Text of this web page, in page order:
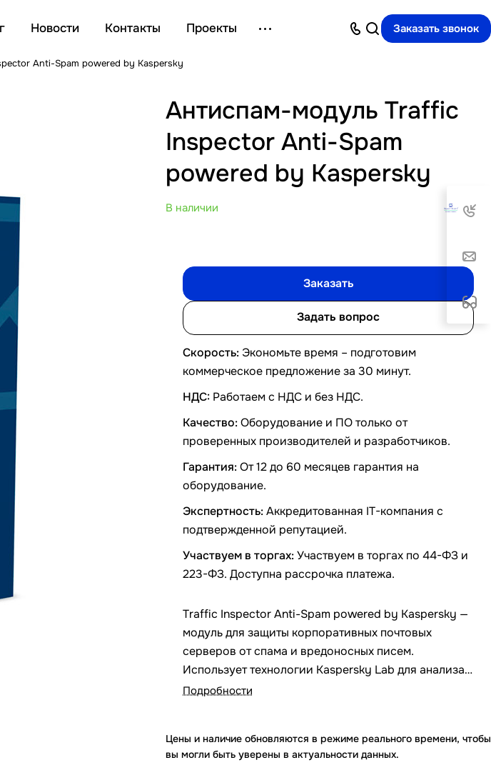
Новости Контакты Проекты Заказать звонок
Anti-Spam powered by Kaspersky
Антиспам-модуль Traffic
Inspector Anti-Spam
powered by Kaspersky
В наличии
Заказать
Задать вопрос
Скорость: Экономьте время – подготовим
коммерческое предложение за 30 минут.
НДС: Работаем с НДС и без НДС.
Качество:Оборудование и ПО только от
проверенных производителей и разработчиков.
Гарантия:От 12 до 60 месяцев гарантия на
оборудование.
Экспертность:Аккредитованная IT-компания с
подтвержденной репутацией.
Участвуем в торгах:Участвуем в торгах по 44-ФЗ и
223-ФЗ. Доступна рассрочка платежа.
Traffic Inspector Anti-Spam powered by Kaspersky —
модуль для защиты корпоративных почтовых
серверов от спама и вредоносных писем.
Использует технологии Kaspersky Lab для анализа
трафика, блокировки угроз и формирования
эвристикам. Устанавливается на уровне шлюза,
обеспечивая централизованную защиту всех
Подробности
Цены и наличие обновляются в режиме реального времени, чтобы
вы могли быть уверены в актуальности данных.